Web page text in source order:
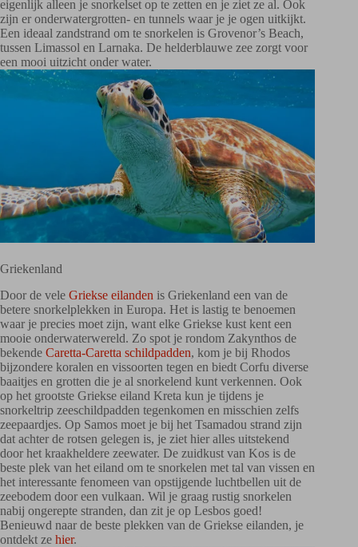
eigenlijk alleen je snorkelset op te zetten en je ziet ze al. Ook
zijn er onderwatergrotten- en tunnels waar je je ogen uitkijkt.
Een ideaal zandstrand om te snorkelen is Grovenor’s Beach,
tussen Limassol en Larnaka. De helderblauwe zee zorgt voor
een mooi uitzicht onder water.
Griekenland
Door de vele Griekse eilanden is Griekenland een van de
betere snorkelplekken in Europa. Het is lastig te benoemen
waar je precies moet zijn, want elke Griekse kust kent een
mooie onderwaterwereld. Zo spot je rondom Zakynthos de
bekende Caretta-Caretta schildpadden, kom je bij Rhodos
bijzondere koralen en vissoorten tegen en biedt Corfu diverse
baaitjes en grotten die je al snorkelend kunt verkennen. Ook
op het grootste Griekse eiland Kreta kun je tijdens je
snorkeltrip zeeschildpadden tegenkomen en misschien zelfs
zeepaardjes. Op Samos moet je bij het Tsamadou strand zijn
dat achter de rotsen gelegen is, je ziet hier alles uitstekend
door het kraakheldere zeewater. De zuidkust van Kos is de
beste plek van het eiland om te snorkelen met tal van vissen en
het interessante fenomeen van opstijgende luchtbellen uit de
zeebodem door een vulkaan. Wil je graag rustig snorkelen
nabij ongerepte stranden, dan zit je op Lesbos goed!
Benieuwd naar de beste plekken van de Griekse eilanden, je
ontdekt ze hier.